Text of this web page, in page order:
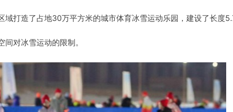
域打造了占地30万平方米的城市体育冰雪运动乐园，建设了长度
间对冰雪运动的限制。